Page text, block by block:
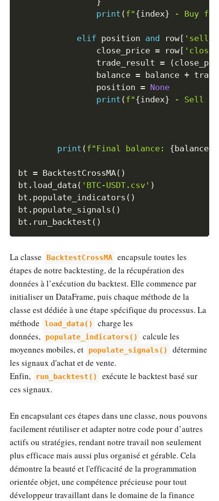
print (f"{index} - Buy
elif position and row[
                close_price
= row[ 'close'
                trade_result
= (
                balance
= balance +
                position
= None
print (f"{index} - Sell
print (f"Final balance: { balance
bt = BacktestCrossMA( )
bt . load_data ( 'BTC-USDT.csv' )
bt . populate_indicators ( )
bt . populate_signals ( )
bt . run_backtest ( )
La classe BacktestCrossMA encapsule toutes les
étapes de notre backtesting, de la récupération des
données à l’exécution du backtest. Elle commence par
initialiser un DataFrame, puis chaque méthode de la
classe est dédiée à une étape spécifique du processus. La
méthode
load_data()
charge les
données,
populate_indicators()
calcule les
moyennes mobiles, et
populate_signals()
détermine
les signaux d'achat et de vente.
Enfin,
run_backtest()
exécute le backtest basé sur
ces signaux.
En encapsulant ces étapes dans une classe, nous pouvons
facilement réutiliser et adapter notre code pour d’autres
actifs ou stratégies, rendant notre travail non seulement
plus efficace mais aussi plus organisé et gérable. Cela
démontre la beauté et l'efficacité de la programmation
orientée objet, une compétence précieuse pour tout
développeur travaillant dans le domaine de la finance